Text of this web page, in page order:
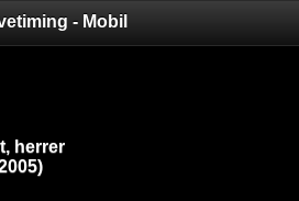
- Mobil
herrer